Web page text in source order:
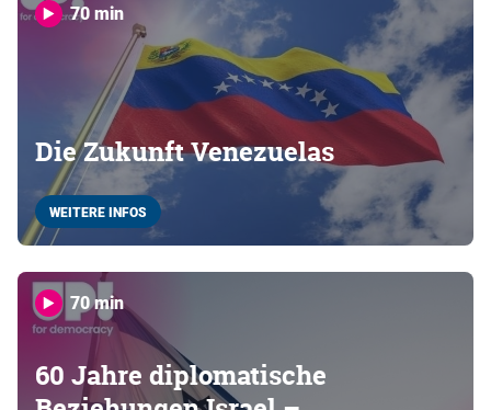
70 min
Die Zukunft Venezuelas
WEITERE INFOS
70 min
60 Jahre diplomatische